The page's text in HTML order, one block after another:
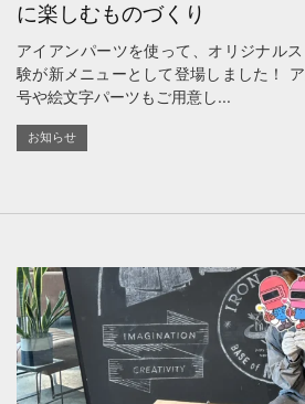
に楽しむものづくり
アイアンパーツを使って、オリジナル
験が新メニューとして登場しました！
号や絵文字パーツもご用意し...
お知らせ